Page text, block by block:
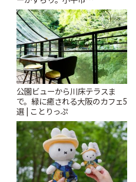
「Kimamaya T&K」 | ことりっ
ぷ
公園ビューから川床テラスま
で。緑に癒される大阪のカフェ5
選 | ことりっぷ